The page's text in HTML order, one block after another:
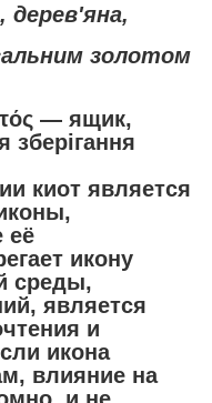
золотом
— ящик,
зберігання
киот является
её
икону
среды,
является
и
икона
влияние на